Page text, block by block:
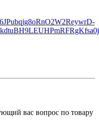
вас вопрос по товару